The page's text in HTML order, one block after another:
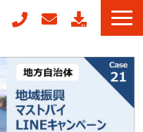
ム
パッケージ